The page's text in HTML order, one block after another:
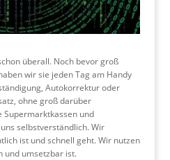
überall. Noch bevor groß
wir sie jeden Tag am Handy
Autokorrektur oder
ohne groß darüber
Supermarktkassen und
selbstverständlich. Wir
ist und schnell geht. Wir nutzen
und umsetzbar ist.